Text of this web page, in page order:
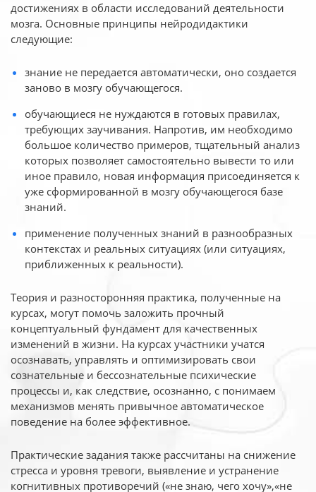
достижениях в области исследований деятельности
мозга. Основные принципы нейродидактики
следующие:
знание не передается автоматически, оно создается
заново в мозгу обучающегося.
обучающиеся не нуждаются в готовых правилах,
требующих заучивания. Напротив, им необходимо
большое количество примеров, тщательный анализ
которых позволяет самостоятельно вывести то или
иное правило, новая информация присоединяется к
уже сформированной в мозгу обучающегося базе
знаний.
применение полученных знаний в разнообразных
контекстах и реальных ситуациях (или ситуациях,
приближенных к реальности).
Теория и разносторонняя практика, полученные на
курсах, могут помочь заложить прочный
концептуальный фундамент для качественных
изменений в жизни. На курсах участники учатся
осознавать, управлять и оптимизировать свои
сознательные и бессознательные психические
процессы и, как следствие, осознанно, с понимаем
механизмов менять привычное автоматическое
поведение на более эффективное.
Практические задания также рассчитаны на снижение
стресса и уровня тревоги, выявление и устранение
когнитивных противоречий («не знаю, чего хочу»,«не